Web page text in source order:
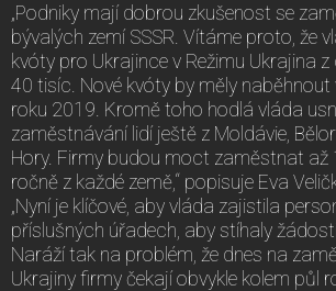
„Podniky mají dobrou zkušenost se
bývalých zemí SSSR. Vítáme proto, že
kvóty pro Ukrajince v Režimu Ukrajina
40 tisíc. Nové kvóty by měly naběhnout
roku 2019. Kromě toho hodlá vláda
zaměstnávání lidí ještě z Moldávie,
Hory. Firmy budou moct zaměstnat
ročně z každé země,“ popisuje Eva
„Nyní je klíčové, aby vláda zajistila
příslušných úřadech, aby stíhaly
Naráží tak na problém, že dnes na
Ukrajiny firmy čekají obvykle kolem půl